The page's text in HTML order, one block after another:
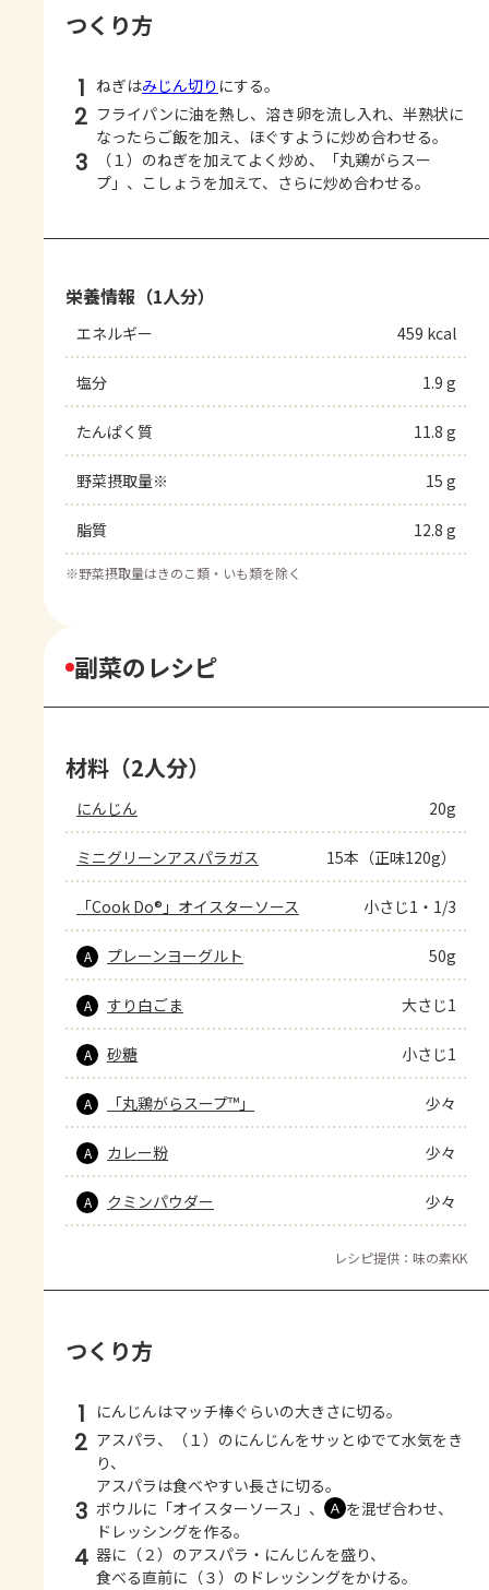
つくり方
1 ねぎはみじん切り にする。
2 フライパンに油を熱し、溶き卵を流し入れ、半熟状に
なったらご飯を加え、ほぐすように炒め合わせる。
3
（１）のねぎを加えてよく炒め、「丸鶏がらスー
プ」、こしょうを加えて、さらに炒め合わせる。
栄養情報（1人分）
エネルギー 459 kcal
塩分 1.9 g
たんぱく質 11.8 g
野菜摂取量※ 15 g
脂質 12.8 g
※野菜摂取量はきのこ類・いも類を除く
副菜のレシピ
材料（2人分）
にんじん 20g
ミニグリーンアスパラガス 15本（正味120g）
「Cook Do®」オイスターソース 小さじ1・1/3
A プレーンヨーグルト 50g
A すり白ごま 大さじ1
A 砂糖 小さじ1
A 「丸鶏がらスープ™」 少々
A カレー粉 少々
A クミンパウダー 少々
レシピ提供：味の素KK
つくり方
1 にんじんはマッチ棒ぐらいの大きさに切る。
2 アスパラ、（１）のにんじんをサッとゆでて水気をき
り、
アスパラは食べやすい長さに切る。
3 ボウルに「オイスターソース」、 Ａ を混ぜ合わせ、
ドレッシングを作る。
4 器に（２）のアスパラ・にんじんを盛り、
食べる直前に（３）のドレッシングをかける。